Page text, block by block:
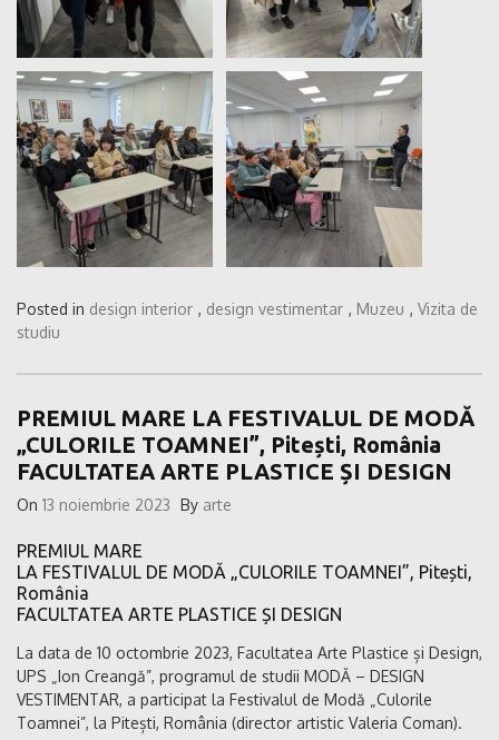
Posted in design interior , design vestimentar , Muzeu , Vizita de
studiu
PREMIUL MARE LA FESTIVALUL DE MODĂ
„CULORILE TOAMNEI”, Pitești, România
FACULTATEA ARTE PLASTICE ȘI DESIGN
On 13 noiembrie 2023 By arte
PREMIUL MARE
LA FESTIVALUL DE MODĂ „CULORILE TOAMNEI”, Pitești,
România
FACULTATEA ARTE PLASTICE ȘI DESIGN
La data de 10 octombrie 2023, Facultatea Arte Plastice și Design,
UPS „Ion Creangă”, programul de studii MODĂ – DESIGN
VESTIMENTAR, a participat la Festivalul de Modă „Culorile
Toamnei”, la Pitești, România (director artistic Valeria Coman).